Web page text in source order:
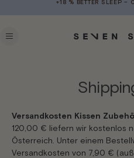
+18 % BETTER SLEEP –
Versandkosten Kissen
120,00 € liefern wir kostenlos
Österreich. Unter einem
Versandkosten von 7,90 €